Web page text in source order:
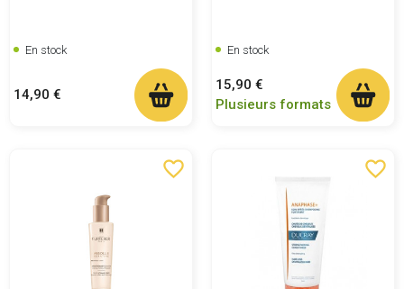
En stock
Prix
14,90 €
En stock
Prix
15,90 €
Plusieurs formats
favorite_border favorite_border